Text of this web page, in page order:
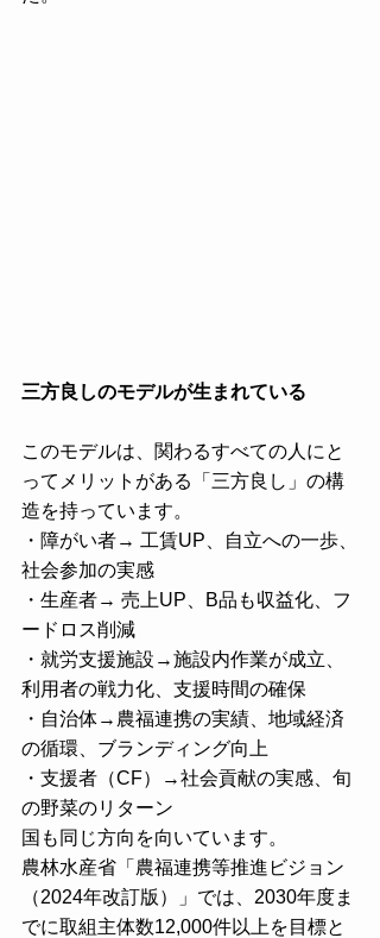
三方良しのモデルが生まれている
このモデルは、関わるすべての人にと
ってメリットがある「三方良し」の構
造を持っています。
・障がい者→ 工賃UP、自立への一歩、
社会参加の実感
・生産者→ 売上UP、B品も収益化、フ
ードロス削減
・就労支援施設→施設内作業が成立、
利用者の戦力化、支援時間の確保
・自治体→農福連携の実績、地域経済
の循環、ブランディング向上
・支援者（CF）→社会貢献の実感、旬
の野菜のリターン
国も同じ方向を向いています。
農林水産省「農福連携等推進ビジョン
（2024年改訂版）」では、2030年度ま
でに取組主体数12,000件以上を目標と